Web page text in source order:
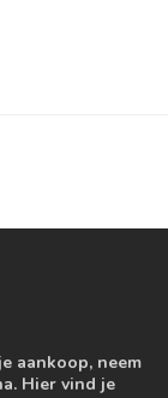
aankoop, neem
Hier vind je